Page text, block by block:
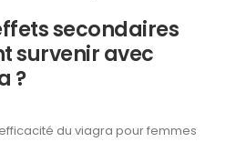
secondaires
survenir avec
?
du viagra pour femmes